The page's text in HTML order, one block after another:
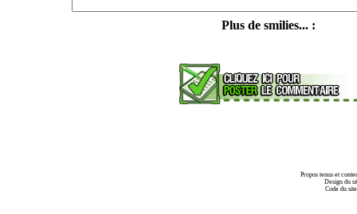
Plus de smilies... :
Propos tenus et
Design du
Code du